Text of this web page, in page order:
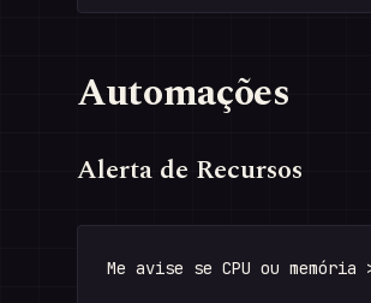
Automações
Alerta de Recursos